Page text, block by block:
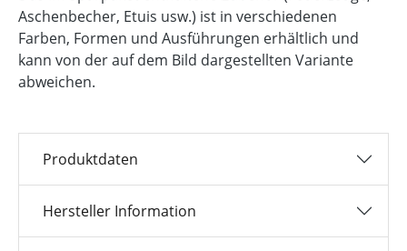
Aschenbecher, Etuis usw.) ist in verschiedenen
Farben, Formen und Ausführungen erhältlich und
kann von der auf dem Bild dargestellten Variante
abweichen.
Produktdaten
Hersteller Information